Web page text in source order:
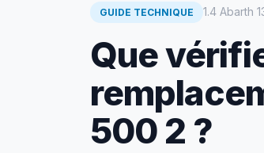
GUIDE TECHNIQUE 1.4 Abarth
Que
500 2 ?